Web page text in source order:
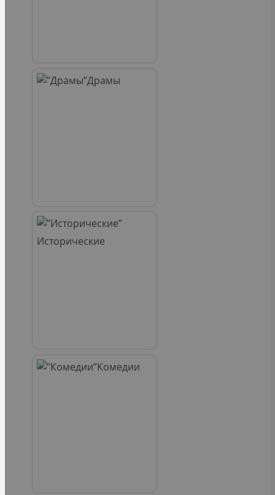
Драмы
Исторические
Комедии